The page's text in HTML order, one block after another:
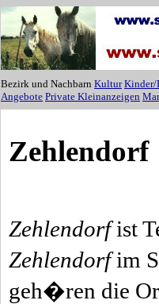
Bezirk und Nachbarn Kultur Kinder/
Angebote Private Kleinanzeigen
Zehlendorf
Zehlendorfist
Zehlendorfim
geh�ren die